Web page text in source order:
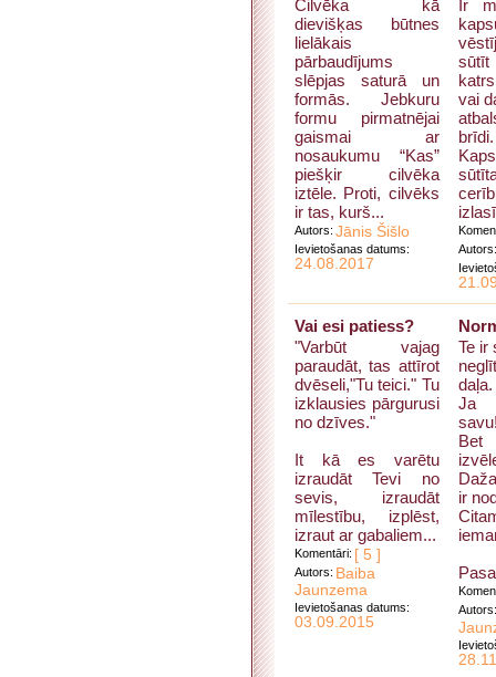
Cilvēka kā
dievišķas būtnes
lielākais
pārbaudījums
slēpjas saturā un
formās. Jebkuru
formu pirmatnējai
gaismai ar
nosaukumu “Kas”
piešķir cilvēka
iztēle. Proti, cilvēks
ir tas, kurš...
Autors: Jānis Šišlo
Ievietošanas datums:
24.08.2017
Ir
vai
brīdi.
Autors:
Vai esi patiess?
"Varbūt vajag
paraudāt, tas attīrot
dvēseli,"Tu teici." Tu
izklausies pārgurusi
no dzīves."
It kā es varētu
izraudāt Tevi no
sevis, izraudāt
mīlestību, izplēst,
izraut ar gabaliem...
Komentāri: [ 5 ]
Autors: Baiba
Jaunzema
Ievietošanas datums:
03.09.2015
Te ir
daļa.
Ja
Bet
ir
Autors: